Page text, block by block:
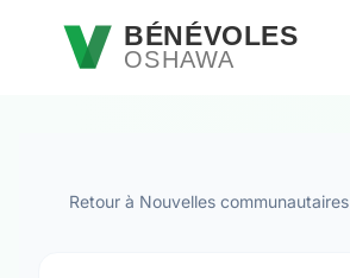
Passer au contenu principal
BÉNÉVOLES
OSHAWA
Retour à Nouvelles communautaires